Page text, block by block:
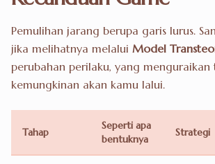
Pemulihan jarang berupa garis lurus.
jika melihatnya melalui Model
perubahan perilaku, yang menguraikan
kemungkinan akan kamu lalui.
Tahap
Seperti apa
bentuknya
Strategi